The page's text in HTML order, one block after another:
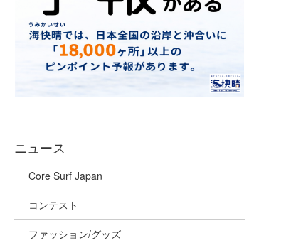
ニュース
Core Surf Japan
コンテスト
ファッション/グッズ